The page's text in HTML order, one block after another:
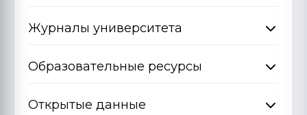
Журналы университета
Образовательные ресурсы
Открытые данные